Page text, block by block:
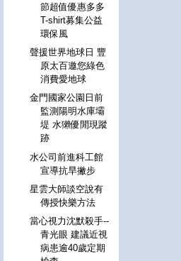
節超值優惠多多
T-shirt募集公益
環保風
聲援世界地球日 豐
原太百邀您綠色
消費愛地球
金門國家公園日前
監測陽明水庫壩
堤 水獺優閒現蹤
跡
水公司前進科工館
宣導抗旱撇步
星雲大師談空說有
傳授快樂方法
當心視力沈默殺手--
青光眼 建議近視
病患逾40歲定期